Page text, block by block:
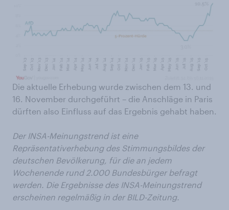
Die aktuelle Erhebung wurde zwischen dem 13. und
16. November durchgeführt – die Anschläge in Paris
dürften also Einfluss auf das Ergebnis gehabt haben.
Der INSA-Meinungstrend ist eine
Repräsentativerhebung des Stimmungsbildes der
deutschen Bevölkerung, für die an jedem
Wochenende rund 2.000 Bundesbürger befragt
werden. Die Ergebnisse des INSA-Meinungstrend
erscheinen regelmäßig in der BILD-Zeitung.